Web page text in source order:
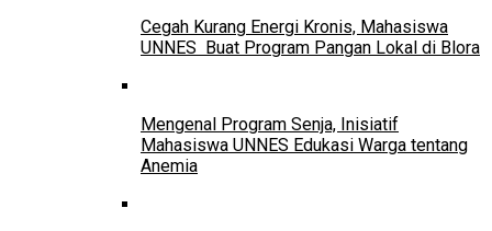
Cegah Kurang Energi Kronis, Mahasiswa
UNNES Buat Program Pangan Lokal di Blora
Mengenal Program Senja, Inisiatif
Mahasiswa UNNES Edukasi Warga tentang
Anemia